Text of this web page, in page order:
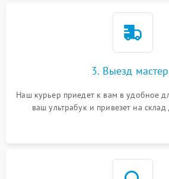
3. Выезд
Наш курьер приедет к вам в удобное
ваш ультрабук и привезет на склад